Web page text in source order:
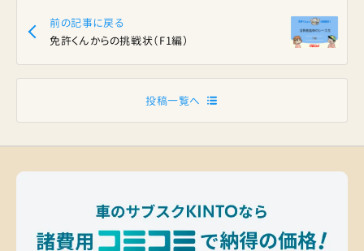
前の記事に戻る
免許くんからの挑戦状（F1編）
投稿一覧へ